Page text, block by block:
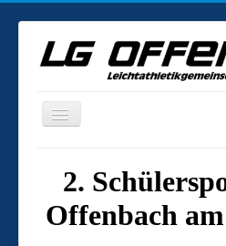
Ergebnisse